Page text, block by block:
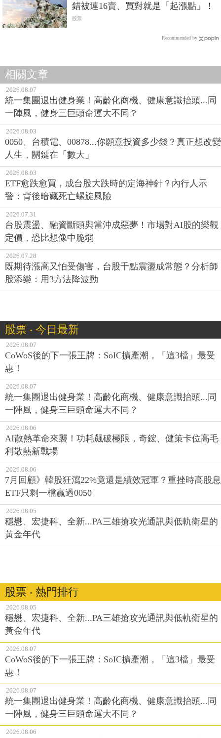
錯被連16賣、買對就是「起漲點」！
股票
Recommended by
相關文章
2026.08.07
統一集團退出健身業！高齡化商機、健康意識抬頭...同
一陣風，健身三巨頭命運大不同？
2026.08.03
0050、台積電、00878...你願意投資多少錢？真正想改變
人生，關鍵在「數大」
2026.08.03
ETF愈跌愈買，成台股大跌時的定海神針？內行人示
警：背後暗藏死亡螺旋風險
2026.07.31
台股震盪、融資斷頭與當沖成惡夢！市場對AI股的樂觀
定價，恐比想像中脆弱
2026.07.28
既期待漲高又怕受傷害，台股千點震盪成常態？分析師
股添樂：用3方法降波動
股票 ‧ 今日最新
2026.08.07
CoWoS後的下一張王牌：SoIC擴產潮，「這3檔」最受
惠！
2026.08.07
統一集團退出健身業！高齡化商機、健康意識抬頭...同
一陣風，健身三巨頭命運大不同？
2026.08.06
AI散熱革命來襲！功耗飆破極限，奇鋐、健策卡位高毛
利散熱新戰場
2026.08.06
7月回顧》韓股狂瀉22%竟還是績效冠軍？重挫時高股息
ETF只剩一檔贏過0050
2026.08.05
穩懋、宏捷科、全新...PA三雄搶攻光通訊與低軌衛星的
黃金年代
股票 ‧ 熱門排行
2026.08.05
穩懋、宏捷科、全新...PA三雄搶攻光通訊與低軌衛星的
黃金年代
2026.08.07
CoWoS後的下一張王牌：SoIC擴產潮，「這3檔」最受
惠！
2026.08.07
統一集團退出健身業！高齡化商機、健康意識抬頭...同
一陣風，健身三巨頭命運大不同？
2026.08.06